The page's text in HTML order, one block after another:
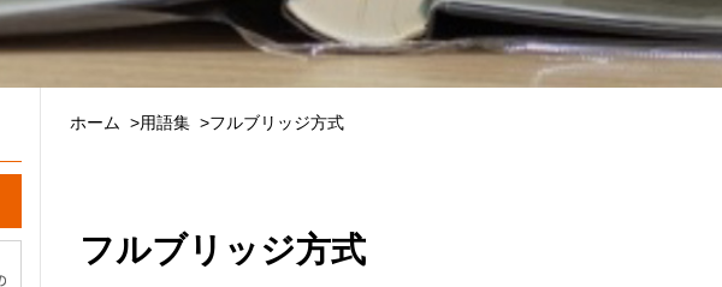
ホーム 用語集 フルブリッジ方式
フルブリッジ方式